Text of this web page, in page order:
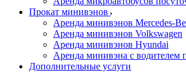
Прокат минивэнов
Аренда минивэнов Mercedes-
Аренда минивэнов Volkswagen
Аренда минивэнов Hyundai
Аренда минивэна с водителем
Дополнительные услуги